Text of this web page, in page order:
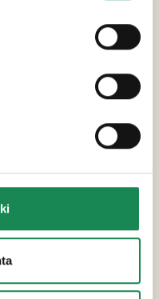
vedessä
pasta ja huuhtele
nopeasti.
gouda -juusto.
myös rucola,